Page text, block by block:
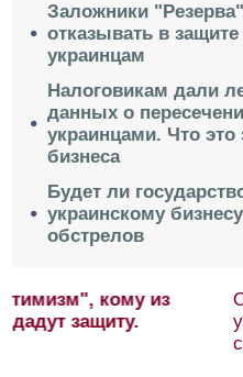
Заложники
отказывать в
украинцам
Налоговикам дали
данных о
украинцами. Что
бизнеса
Будет ли
украинскому
обстрелов
От роста цен до
участившиеся удары